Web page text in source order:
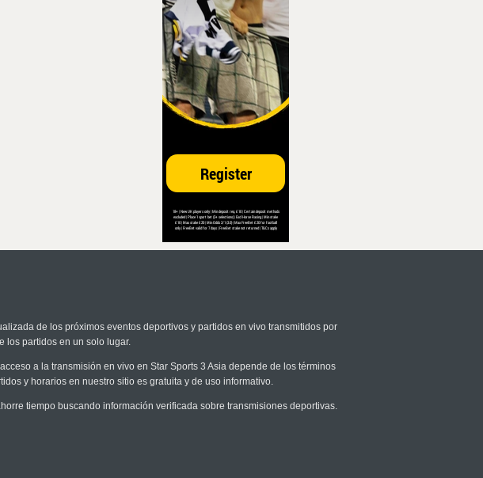
de los próximos eventos deportivos y partidos en vivo transmitidos por
los partidos en un solo lugar.
a la transmisión en vivo en Star Sports 3 Asia depende de los términos
y horarios en nuestro sitio es gratuita y de uso informativo.
tiempo buscando información verificada sobre transmisiones deportivas.